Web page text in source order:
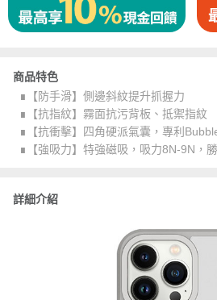
商品特色
∎【防手滑】側邊斜紋提升抓握力
∎【抗指紋】霧面抗污背板、抵禦指紋
∎【抗衝擊】四角硬派氣囊，專利
∎【強吸力】特強磁吸，吸力8N-9N，
詳細介紹